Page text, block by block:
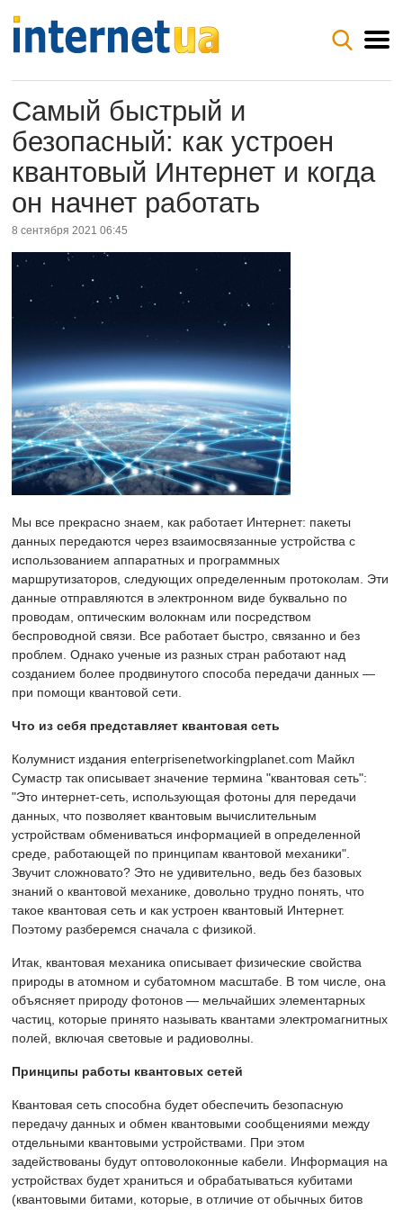
Самый быстрый и
безопасный: как устроен
квантовый Интернет и когда
он начнет работать
8 сентября 2021 06:45
Мы все прекрасно знаем, как работает Интернет: пакеты
данных передаются через взаимосвязанные устройства с
использованием аппаратных и программных
маршрутизаторов, следующих определенным протоколам. Эти
данные отправляются в электронном виде буквально по
проводам, оптическим волокнам или посредством
беспроводной связи. Все работает быстро, связанно и без
проблем. Однако ученые из разных стран работают над
созданием более продвинутого способа передачи данных —
при помощи квантовой сети.
Что из себя представляет квантовая сеть
Колумнист издания enterprisenetworkingplanet.com Майкл
Сумастр так описывает значение термина "квантовая сеть":
"Это интернет-сеть, использующая фотоны для передачи
данных, что позволяет квантовым вычислительным
устройствам обмениваться информацией в определенной
среде, работающей по принципам квантовой механики".
Звучит сложновато? Это не удивительно, ведь без базовых
знаний о квантовой механике, довольно трудно понять, что
такое квантовая сеть и как устроен квантовый Интернет.
Поэтому разберемся сначала с физикой.
Итак, квантовая механика описывает физические свойства
природы в атомном и субатомном масштабе. В том числе, она
объясняет природу фотонов — мельчайших элементарных
частиц, которые принято называть квантами электромагнитных
полей, включая световые и радиоволны.
Принципы работы квантовых сетей
Квантовая сеть способна будет обеспечить безопасную
передачу данных и обмен квантовыми сообщениями между
отдельными квантовыми устройствами. При этом
задействованы будут оптоволоконные кабели. Информация на
устройствах будет храниться и обрабатываться кубитами
(квантовыми битами, которые, в отличие от обычных битов